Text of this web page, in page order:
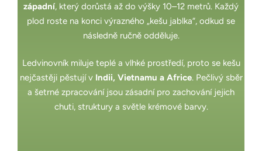
západní, který dorůstá až do výšky 10–12 metrů. Každý
plod roste na konci výrazného „kešu jablka“, odkud se
následně ručně odděluje.
Ledvinovník miluje teplé a vlhké prostředí, proto se kešu
nejčastěji pěstují v Indii, Vietnamu a Africe. Pečlivý sběr
a šetrné zpracování jsou zásadní pro zachování jejich
chuti, struktury a světle krémové barvy.